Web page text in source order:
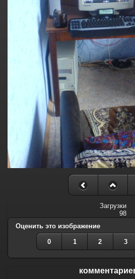
Загрузки
98
Оценить это изображение
0 1 2 3